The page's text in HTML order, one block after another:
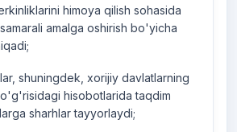
himoya qilish sohasida
amalga oshirish bo'yicha
shuningdek, xorijiy davlatlarning
hisobotlarida taqdim
sharhlar tayyorlaydi;